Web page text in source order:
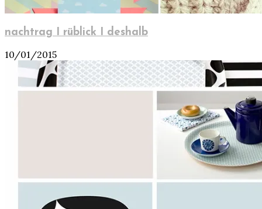
nachtrag I rüblick I deshalb
10/01/2015